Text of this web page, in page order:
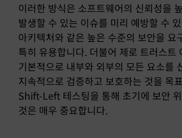
이러한 방식은 소프트웨어의 신뢰성을
발생할 수 있는 이슈를 미리 예방할 수
아키텍처와 같은 높은 수준의 보안을 요
특히 유용합니다. 더불어 제로 트러스트
기본적으로 내부와 외부의 모든 요소를
지속적으로 검증하고 보호하는 것을 목
Shift-Left 테스팅을 통해 초기에 보안
것은 매우 중요합니다.